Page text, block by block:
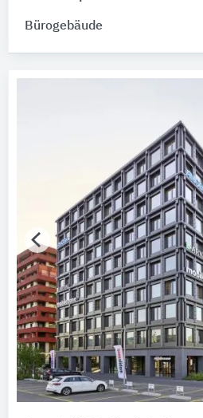
Bürogebäude